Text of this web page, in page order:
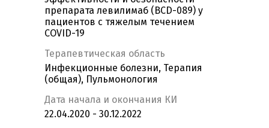
препарата левилимаб (BCD-089) у
пациентов c тяжелым течением
COVID-19
Терапевтическая область
Инфекционные болезни, Терапия
(общая), Пульмонология
Дата начала и окончания КИ
22.04.2020 - 30.12.2022